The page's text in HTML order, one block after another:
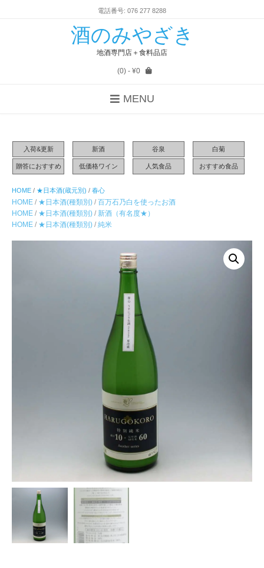
電話番号: 076 277 8288
酒のみやざき
地酒専門店＋食料品店
(0)- ¥0
MENU
入荷&更新 新酒 谷泉 白菊
贈答におすすめ 低価格ワイン 人気食品 おすすめ食品
HOME / ★日本酒(蔵元別) / 春心
HOME / ★日本酒(種類別) / 百万石乃白を使ったお酒
HOME / ★日本酒(種類別) / 新酒（有名度★）
HOME / ★日本酒(種類別) / 純米